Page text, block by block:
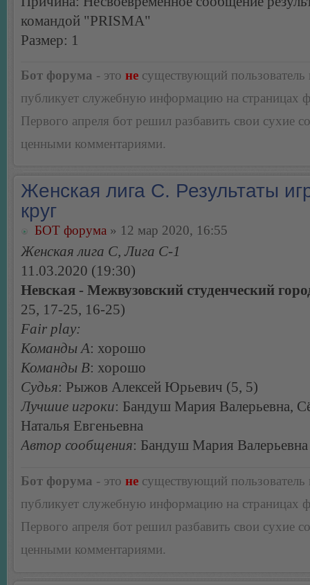
командой "PRISMA"
Размер: 1
Бот форума - это не существующий пользователь
публикует служебную информацию на страницах
Первого апреля бот решил разбавить свои сухие
ценными комментариями.
Женская лига С. Результаты
круг
БОТ форума » 12 мар 2020, 16:55
Женская лига С, Лига С-1
11.03.2020 (19:30)
Невская - Межвузовский студенческий
25, 17-25, 16-25)
Fair play:
Команды А: хорошо
Команды В: хорошо
Судья: Рыжов Алексей Юрьевич (5, 5)
Лучшие игроки: Бандуш Мария Валерьевна,
Наталья Евгеньевна
Автор сообщения: Бандуш Мария Валерьевна
Бот форума - это не существующий пользователь
публикует служебную информацию на страницах
Первого апреля бот решил разбавить свои сухие
ценными комментариями.